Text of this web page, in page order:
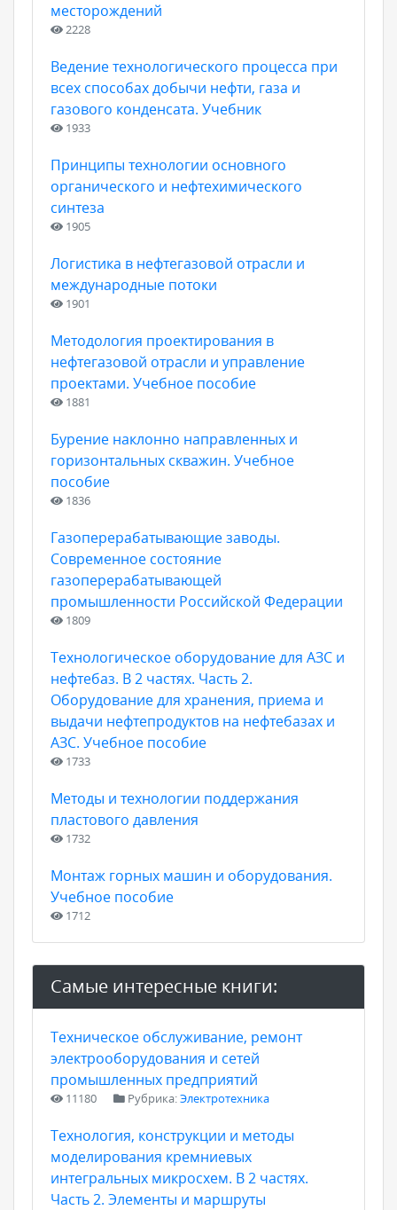
месторождений
2228
Ведение технологического процесса при
всех способах добычи нефти, газа и
газового конденсата. Учебник
1933
Принципы технологии основного
органического и нефтехимического
синтеза
1905
Логистика в нефтегазовой отрасли и
международные потоки
1901
Методология проектирования в
нефтегазовой отрасли и управление
проектами. Учебное пособие
1881
Бурение наклонно направленных и
горизонтальных скважин. Учебное
пособие
1836
Газоперерабатывающие заводы.
Современное состояние
газоперерабатывающей
промышленности Российской Федерации
1809
Технологическое оборудование для АЗС и
нефтебаз. В 2 частях. Часть 2.
Оборудование для хранения, приема и
выдачи нефтепродуктов на нефтебазах и
АЗС. Учебное пособие
1733
Методы и технологии поддержания
пластового давления
1732
Монтаж горных машин и оборудования.
Учебное пособие
1712
Самые интересные книги:
Техническое обслуживание, ремонт
электрооборудования и сетей
промышленных предприятий
11180 Рубрика:Электротехника
Технология, конструкции и методы
моделирования кремниевых
интегральных микросхем. В 2 частях.
Часть 2. Элементы и маршруты